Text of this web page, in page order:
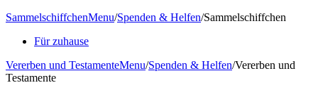
SammelschiffchenMenu/Spenden & Helfen/Sammelschiffchen
Für zuhause
Vererben und TestamenteMenu/Spenden & Helfen/Vererben und
Testamente